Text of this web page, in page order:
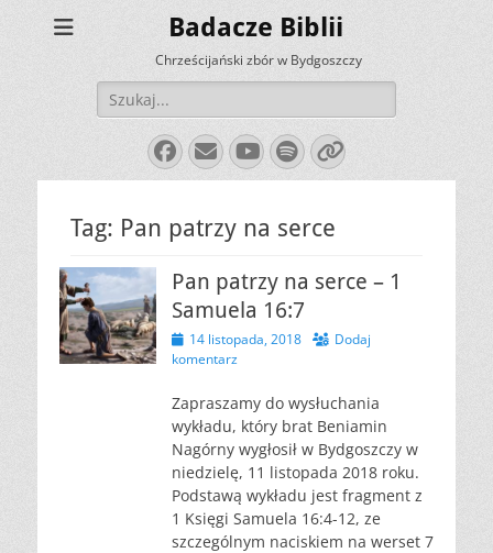
Badacze Biblii
Chrześcijański zbór w Bydgoszczy
Szukaj:
Facebook
E-
mail
YouTube
Spotify
Link
Tag: Pan patrzy na serce
Pan patrzy na serce – 1
Samuela 16:7
Opublikowano
14 listopada, 2018
Dodaj
komentarz
Zapraszamy do wysłuchania
wykładu, który brat Beniamin
Nagórny wygłosił w Bydgoszczy w
niedzielę, 11 listopada 2018 roku.
Podstawą wykładu jest fragment z
1 Księgi Samuela 16:4-12, ze
szczególnym naciskiem na werset 7